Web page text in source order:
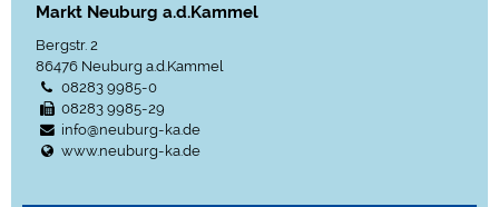
Markt Neuburg a.d.Kammel
Bergstr. 2
86476 Neuburg a.d.Kammel
08283 9985-0
08283 9985-29
info@neuburg-ka.de
www.neuburg-ka.de